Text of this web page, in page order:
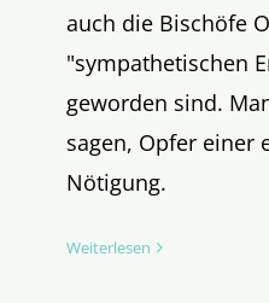
auch die Bischöfe
"sympathetischen
geworden sind.
sagen, Opfer einer
Nötigung.
Weiterlesen